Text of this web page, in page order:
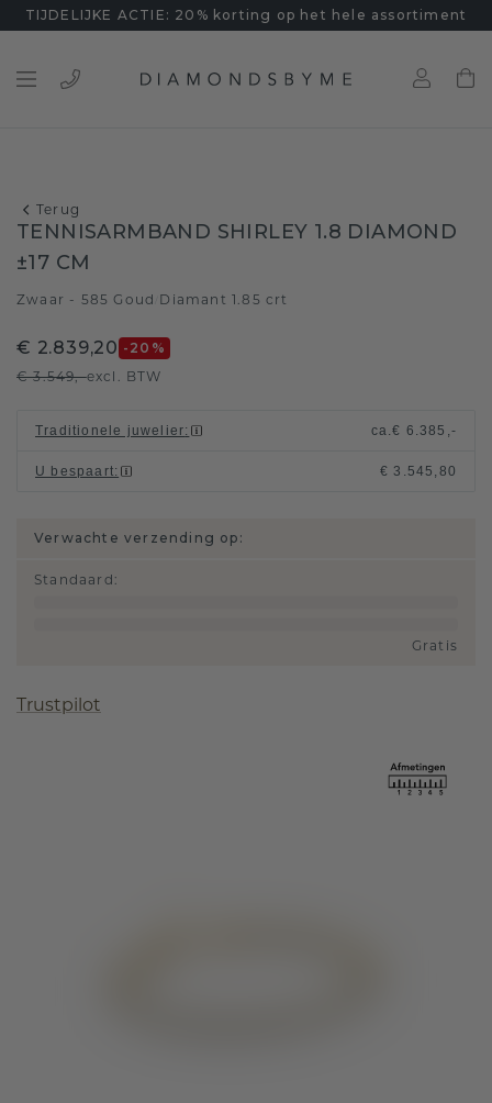
TIJDELIJKE ACTIE: 20% korting op het hele assortiment
Terug
TENNISARMBAND SHIRLEY 1.8 DIAMOND
±17 CM
Zwaar - 585 Goud Diamant 1.85 crt
€ 2.839,20 -20 %
€ 3.549,-excl. BTW
Traditionele juwelier: ca.€ 6.385,-
U bespaart: € 3.545,80
Verwachte verzending op:
Standaard :
Gratis
Trustpilot